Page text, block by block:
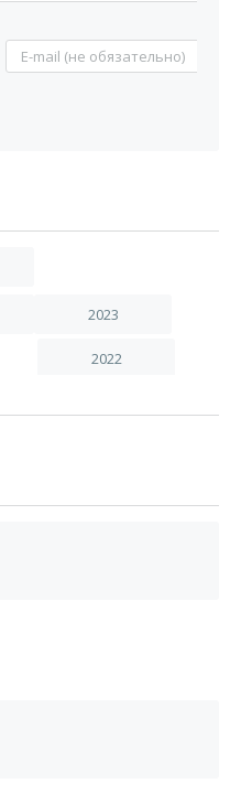
2023
2022